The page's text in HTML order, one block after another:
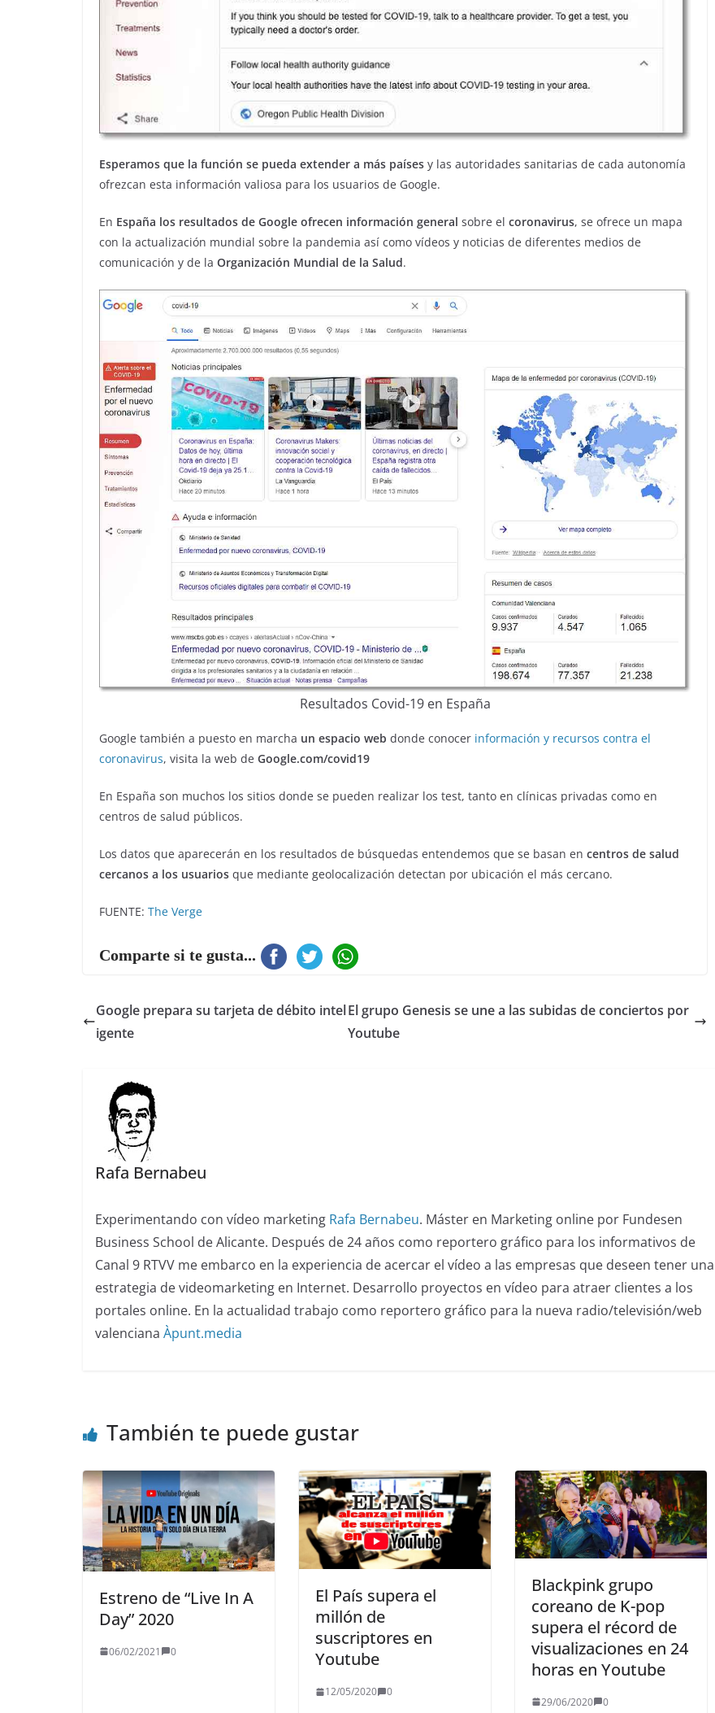
Esperamos que la función se pueda extender a más países y las autoridades sanitarias de cada autonomía
ofrezcan esta información valiosa para los usuarios de Google.
En España los resultados de Google ofrecen información general sobre el coronavirus, se ofrece un mapa
con la actualización mundial sobre la pandemia así como vídeos y noticias de diferentes medios de
comunicación y de la Organización Mundial de la Salud.
Resultados Covid-19 en España
Google también a puesto en marcha un espacio web donde conocer información y recursos contra el
coronavirus, visita la web de Google.com/covid19
En España son muchos los sitios donde se pueden realizar los test, tanto en clínicas privadas como en
centros de salud públicos.
Los datos que aparecerán en los resultados de búsquedas entendemos que se basan en centros de salud
cercanos a los usuarios que mediante geolocalización detectan por ubicación el más cercano.
FUENTE: The Verge
Comparte si te gusta...
Google prepara su tarjeta de débito intel
igente
El grupo Genesis se une a las subidas de conciertos por
Youtube
Rafa Bernabeu
Experimentando con vídeo marketing Rafa Bernabeu. Máster en Marketing online por Fundesen
Business School de Alicante. Después de 24 años como reportero gráfico para los informativos de
Canal 9 RTVV me embarco en la experiencia de acercar el vídeo a las empresas que deseen tener una
estrategia de videomarketing en Internet. Desarrollo proyectos en vídeo para atraer clientes a los
portales online. En la actualidad trabajo como reportero gráfico para la nueva radio/televisión/web
valencianaÀpunt.media
También te puede gustar
Estreno de “Live In A
Day” 2020
06/02/2021 0
El País supera el
millón de
suscriptores en
Youtube
12/05/2020 0
Blackpink grupo
coreano de K-pop
supera el récord de
visualizaciones en 24
horas en Youtube
29/06/2020 0